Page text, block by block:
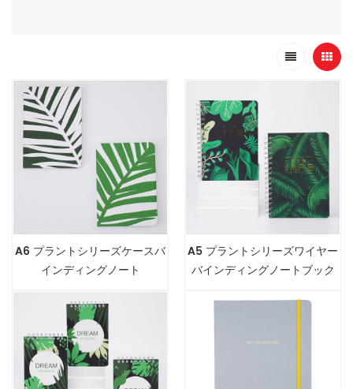
A6 プラントシリーズケースバ
インディングノート
A5 プラントシリーズワイヤー
バインディングノートブック